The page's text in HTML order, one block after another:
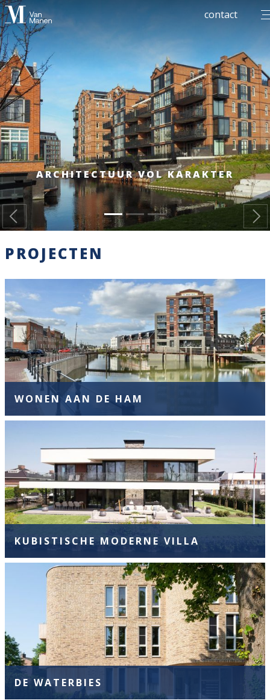
contact
ARCHITECTUUR VOL KARAKTER
Previous
PROJECTEN
WONEN AAN DE HAM
KUBISTISCHE MODERNE VILLA
DE WATERBIES